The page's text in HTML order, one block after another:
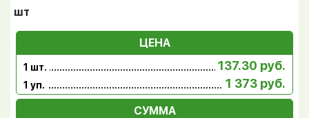
шт
ЦЕНА
1 шт. 137.30 руб.
1 уп. 1 373 руб.
СУММА